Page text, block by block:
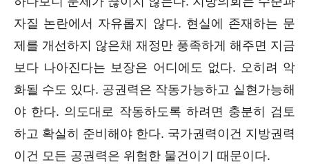
자질 논란에서 자유롭지 않다. 현실에 존재하는 문
제를 개선하지 않은채 재정만 풍족하게 해주면 지금
보다 나아진다는 보장은 어디에도 없다. 오히려 악
화될 수도 있다. 공권력은 작동가능하고 실현가능해
야 한다. 의도대로 작동하도록 하려면 충분히 검토
하고 확실히 준비해야 한다. 국가권력이건 지방권력
이건 모든 공권력은 위험한 물건이기 때문이다.